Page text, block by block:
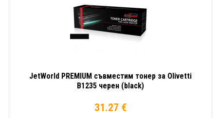
JetWorld PREMIUM съвместим тонер за Olivetti
B1235 черен (black)
31.27 €